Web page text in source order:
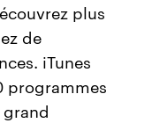
plus
de
iTunes
programmes